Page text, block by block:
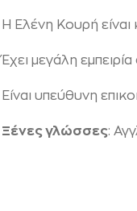
Η Ελένη Κουρή
Έχει μεγάλη
Είναι υπεύθυνη
Ξένες γλώσσες: